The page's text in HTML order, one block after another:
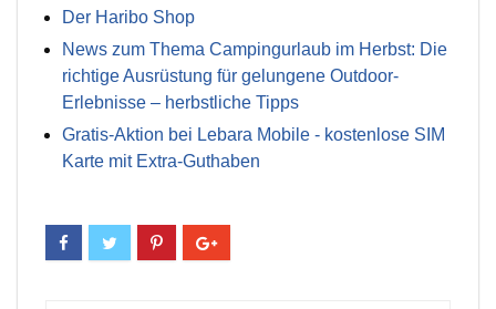
Der Haribo Shop
News zum Thema Campingurlaub im Herbst: Die
richtige Ausrüstung für gelungene Outdoor-
Erlebnisse – herbstliche Tipps
Gratis-Aktion bei Lebara Mobile - kostenlose SIM
Karte mit Extra-Guthaben